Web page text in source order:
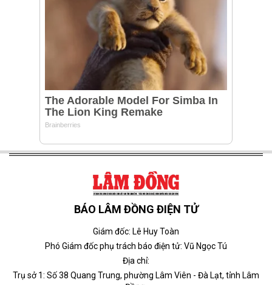
BÁO LÂM ĐỒNG ĐIỆN TỬ
Giám đốc: Lê Huy Toàn
Phó Giám đốc phụ trách báo điện tử: Vũ Ngọc Tú
Địa chỉ:
Trụ sở 1: Số 38 Quang Trung, phường Lâm Viên - Đà Lạt, tỉnh Lâm